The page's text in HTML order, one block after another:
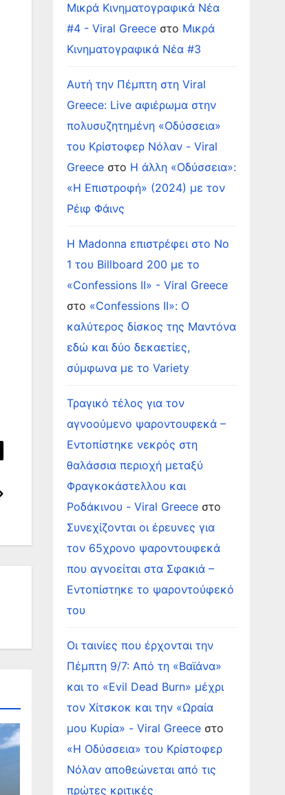
Μικρά Κινηματογραφικά Νέα
#4 - Viral Greeceστο Μικρά
Κινηματογραφικά Νέα #3
Αυτή την Πέμπτη στη Viral
Greece: Live αφιέρωμα στην
πολυσυζητημένη «Οδύσσεια»
του Κρίστοφερ Νόλαν - Viral
Greeceστο Η άλλη «Οδύσσεια»:
«Η Επιστροφή» (2024) με τον
Ρέιφ Φάινς
Η Madonna επιστρέφει στο Νο
1 του Billboard 200 με το
«Confessions II» - Viral Greece
στο «Confessions II»: Ο
καλύτερος δίσκος της Μαντόνα
εδώ και δύο δεκαετίες,
σύμφωνα με το Variety
Τραγικό τέλος για τον
αγνοούμενο ψαροντουφεκά –
Εντοπίστηκε νεκρός στη
θαλάσσια περιοχή μεταξύ
Φραγκοκάστελλου και
Ροδάκινου - Viral Greeceστο
Συνεχίζονται οι έρευνες για
τον 65χρονο ψαροντουφεκά
που αγνοείται στα Σφακιά –
Εντοπίστηκε το ψαροντούφεκό
του
Οι ταινίες που έρχονται την
Πέμπτη 9/7: Από τη «Βαϊάνα»
και το «Evil Dead Burn» μέχρι
τον Χίτσκοκ και την «Ωραία
μου Κυρία» - Viral Greeceστο
«Η Οδύσσεια» του Κρίστοφερ
Νόλαν αποθεώνεται από τις
πρώτες κριτικές